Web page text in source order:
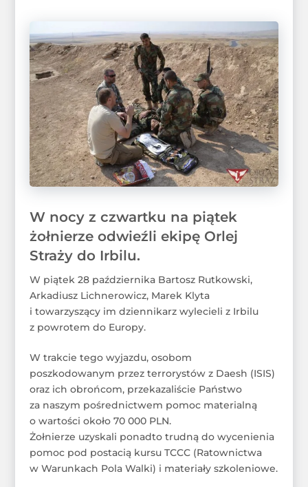
W nocy z czwartku na piątek
żołnierze odwieźli ekipę Orlej
Straży do Irbilu.
W piątek 28 października Bartosz Rutkowski,
Arkadiusz Lichnerowicz, Marek Klyta
i towarzyszący im dziennikarz wylecieli z Irbilu
z powrotem do Europy.
W trakcie tego wyjazdu, osobom
poszkodowanym przez terrorystów z Daesh (ISIS)
oraz ich obrońcom, przekazaliście Państwo
za naszym pośrednictwem pomoc materialną
o wartości około 70 000 PLN.
Żołnierze uzyskali ponadto trudną do wycenienia
pomoc pod postacią kursu TCCC (Ratownictwa
w Warunkach Pola Walki) i materiały szkoleniowe.